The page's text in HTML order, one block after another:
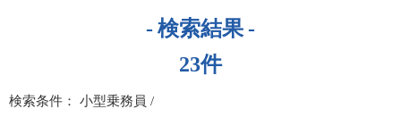
検索結果
検索条件： 小型乗務員 /
23件